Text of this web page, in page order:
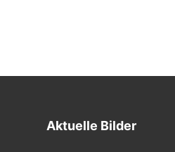
Aktuelle Bilder